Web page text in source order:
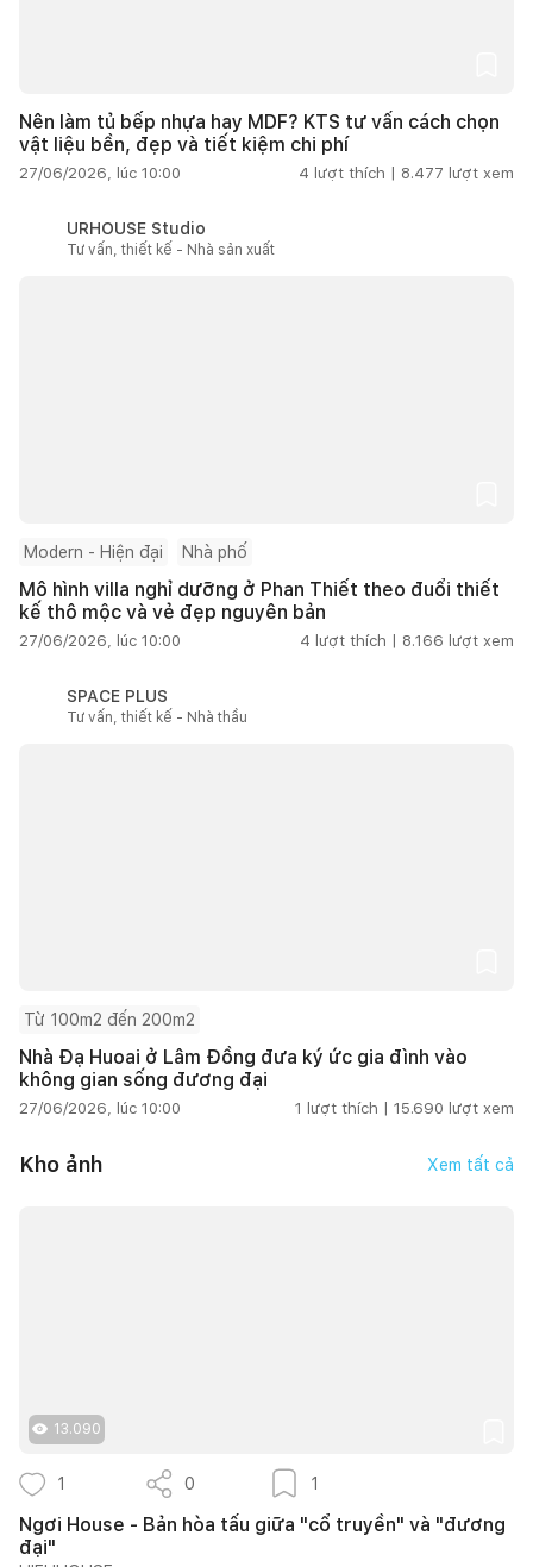
Nên làm tủ bếp nhựa hay MDF? KTS tư vấn cách chọn
vật liệu bền, đẹp và tiết kiệm chi phí
27/06/2026, lúc 10:00 4 lượt thích | 8.477 lượt xem
URHOUSE Studio
Tư vấn, thiết kế - Nhà sản xuất
Modern - Hiện đại Nhà phố
Mô hình villa nghỉ dưỡng ở Phan Thiết theo đuổi thiết
kế thô mộc và vẻ đẹp nguyên bản
27/06/2026, lúc 10:00 4 lượt thích | 8.166 lượt xem
SPACE PLUS
Tư vấn, thiết kế - Nhà thầu
Từ 100m2 đến 200m2
Nhà Đạ Huoai ở Lâm Đồng đưa ký ức gia đình vào
không gian sống đương đại
27/06/2026, lúc 10:00 1 lượt thích | 15.690 lượt xem
Kho ảnh Xem tất cả
13.090
1 0 1
Ngơi House - Bản hòa tấu giữa "cổ truyền" và "đương
đại"